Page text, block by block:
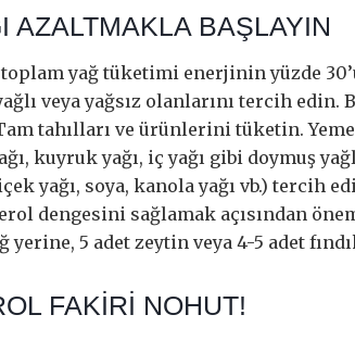
AZALTMAKLA BAŞLAYIN
yağ tüketimi enerjinin yüzde
veya yağsız olanlarını tercih edin.
tahılları ve ürünlerini tüketin.
kuyruk yağı, iç yağı gibi doymuş
yağı, soya, kanola yağı vb.) tercih
dengesini sağlamak açısından
yerine, 5 adet zeytin veya 4-5 adet
FAKİRİ NOHUT!